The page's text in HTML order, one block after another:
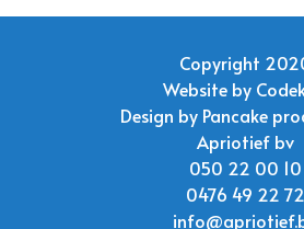
Copyright
Website by
Design by Pancake
Apriotief bv
050 22 00 10
0476 49 22 72